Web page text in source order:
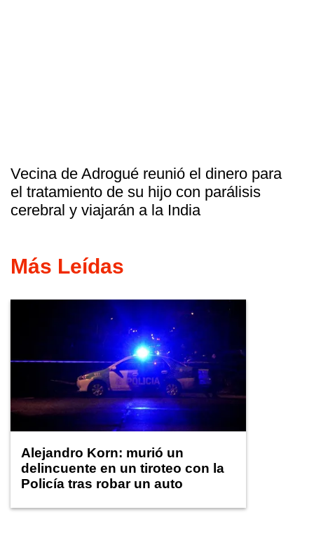
Vecina de Adrogué reunió el dinero para
el tratamiento de su hijo con parálisis
cerebral y viajarán a la India
Más Leídas
Alejandro Korn: murió un
delincuente en un tiroteo con la
Policía tras robar un auto